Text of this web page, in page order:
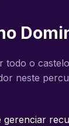
todo o
neste
gerenciar